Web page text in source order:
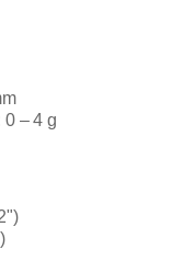
– 4 g